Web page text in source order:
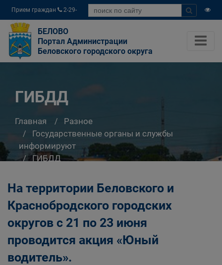
Прием граждан
2-29-
04
БЕЛОВО
Портал Администрации
Беловского городского округа
ГИБДД
Главная
Разное
Государственные органы и службы
информируют
ГИБДД
На территории Беловского и
Краснобродского городских
округов с 21 по 23 июня
проводится акция «Юный
водитель».